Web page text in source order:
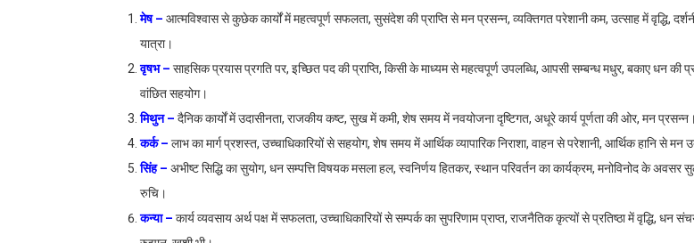
मेष – आत्मविश्वास से कुछेक कार्यों में महत्वपूर्ण सफलता, सुसंदेश की प्राप्ति से मन प्रसन्न, व्यक्तिगत परेशानी कम, उत्साह में वृद्धि,
यात्रा।
वृषभ – साहसिक प्रयास प्रगति पर, इच्छित पद की प्राप्ति, किसी के माध्यम से महत्वपूर्ण उपलब्धि, आपसी सम्बन्ध मधुर, बकाए धन की
वांछित सहयोग।
मिथुन – दैनिक कार्यों में उदासीनता, राजकीय कष्ट, सुख में कमी, शेष समय में नवयोजना दृष्टिगत, अधूरे कार्य पूर्णता की ओर, मन प्रसन्न।
कर्क – लाभ का मार्ग प्रशस्त, उच्चाधिकारियों से सहयोग, शेष समय में आर्थिक व्यापारिक निराशा, वाहन से परेशानी, आर्थिक हानि से मन
सिंह – अभीष्ट सिद्धि का सुयोग, धन सम्पत्ति विषयक मसला हल, स्वनिर्णय हितकर, स्थान परिवर्तन का कार्यक्रम, मनोविनोद के अवसर
रुचि।
कन्या – कार्य व्यवसाय अर्थ पक्ष में सफलता, उच्चाधिकारियों से सम्पर्क का सुपरिणाम प्राप्त, राजनैतिक कृत्यों से प्रतिष्ठा में वृद्धि, धन